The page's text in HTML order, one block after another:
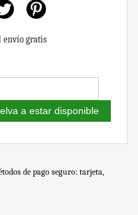
gratis
a estar disponible
de pago seguro: tarjeta,